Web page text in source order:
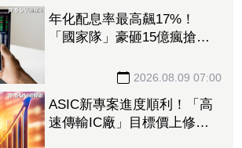
年化配息率最高飆17%！
「國家隊」豪砸15億瘋搶這6
張反1登買超王2026.08.09 07:00
ASIC新專案進度順利！「高
速傳輸IC廠」目標價上修至